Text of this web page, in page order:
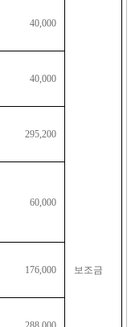
40,000
보조금
40,000
295,200
60,000
176,000